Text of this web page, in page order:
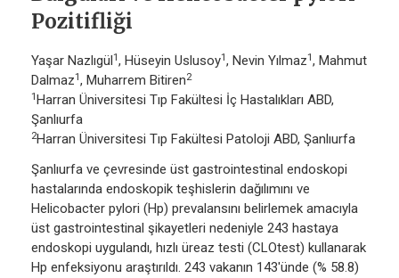
Pozitifliği
Yaşar Nazlıgül1, Hüseyin Uslusoy1, Nevin Yılmaz1, Mahmut
Dalmaz1, Muharrem Bitiren2
1Harran Üniversitesi Tıp Fakültesi İç Hastalıkları ABD,
Şanlıurfa
2Harran Üniversitesi Tıp Fakültesi Patoloji ABD, Şanlıurfa
Şanlıurfa ve çevresinde üst gastrointestinal endoskopi
hastalarında endoskopik teşhislerin dağılımını ve
Helicobacter pylori (Hp) prevalansını belirlemek amacıyla
üst gastrointestinal şikayetleri nedeniyle 243 hastaya
endoskopi uygulandı, hızlı üreaz testi (CLOtest) kullanarak
Hp enfeksiyonu araştırıldı. 243 vakanın 143'ünde (% 58.8)